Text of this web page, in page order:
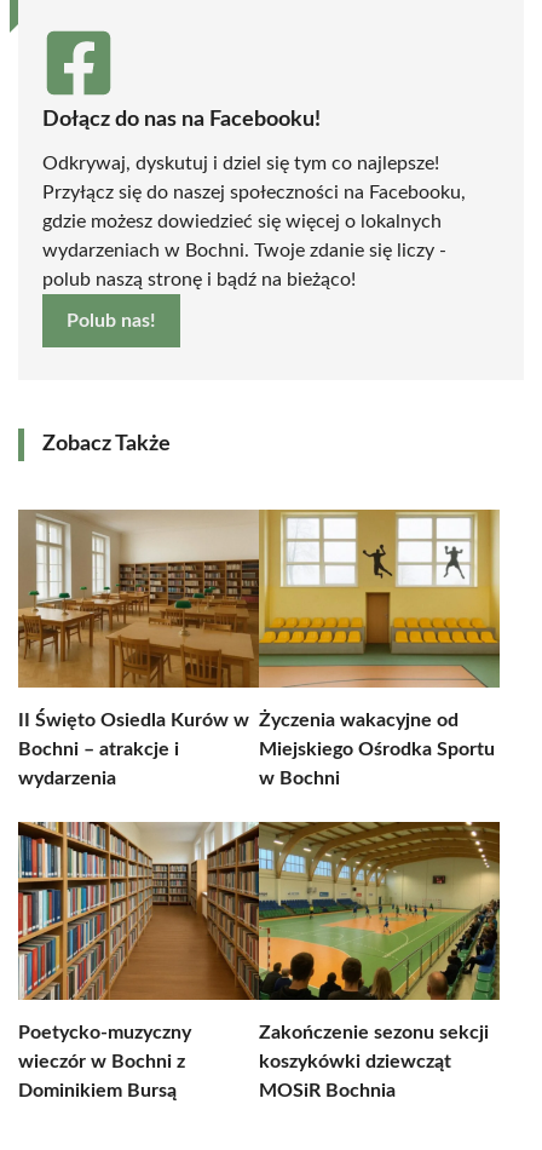
Dołącz do nas na Facebooku!
Odkrywaj, dyskutuj i dziel się tym co najlepsze!
Przyłącz się do naszej społeczności na Facebooku,
gdzie możesz dowiedzieć się więcej o lokalnych
wydarzeniach w Bochni. Twoje zdanie się liczy -
polub naszą stronę i bądź na bieżąco!
Polub nas!
Zobacz Także
II Święto Osiedla Kurów w
Bochni – atrakcje i
wydarzenia
Życzenia wakacyjne od
Miejskiego Ośrodka Sportu
w Bochni
Poetycko-muzyczny
wieczór w Bochni z
Dominikiem Bursą
Zakończenie sezonu sekcji
koszykówki dziewcząt
MOSiR Bochnia